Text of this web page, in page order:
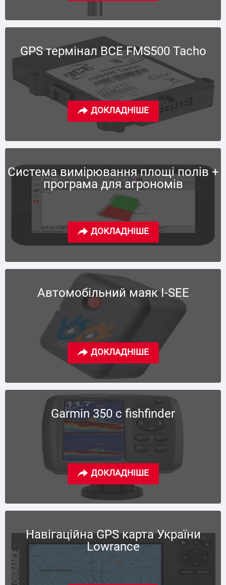
GPS термінал BCE FMS500 Tacho
Система вимірювання площі полів +
програма для агрономів
Автомобільний маяк I-SEE
Garmin 350 c fishfinder
Навігаційна GPS карта України
Lowrance